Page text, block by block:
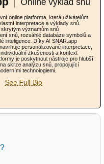
online platforma, která uživatelům
interpretace a výklady snů.
skrytým významům snů
snů, rozsáhlé databáze symbolů a
inteligence. Díky AI SNAR.app
personalizované interpretace,
zkušenosti a kontext
je poskytnout nástroje pro hlubší
skrze analýzu snů, propojující
technologiemi.
See Full Bio